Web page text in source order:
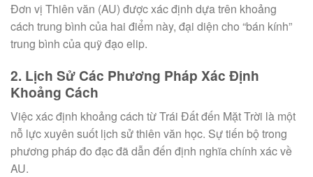
Đơn vị Thiên văn (AU) được xác định dựa trên khoảng
cách trung bình của hai điểm này, đại diện cho “bán kính”
trung bình của quỹ đạo elip.
2. Lịch Sử Các Phương Pháp Xác Định
Khoảng Cách
Việc xác định khoảng cách từ Trái Đất đến Mặt Trời là một
nỗ lực xuyên suốt lịch sử thiên văn học. Sự tiến bộ trong
phương pháp đo đạc đã dẫn đến định nghĩa chính xác về
AU.